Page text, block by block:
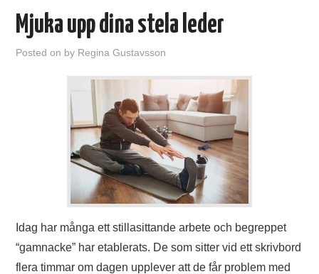
Mjuka upp dina stela leder
Posted on by Regina Gustavsson
Idag har många ett stillasittande arbete och begreppet
“gamnacke” har etablerats. De som sitter vid ett skrivbord
flera timmar om dagen upplever att de får problem med